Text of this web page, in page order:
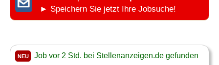
► Speichern Sie jetzt Ihre Jobsuche!
NEU Job vor 2 Std. bei Stellenanzeigen.de gefunden